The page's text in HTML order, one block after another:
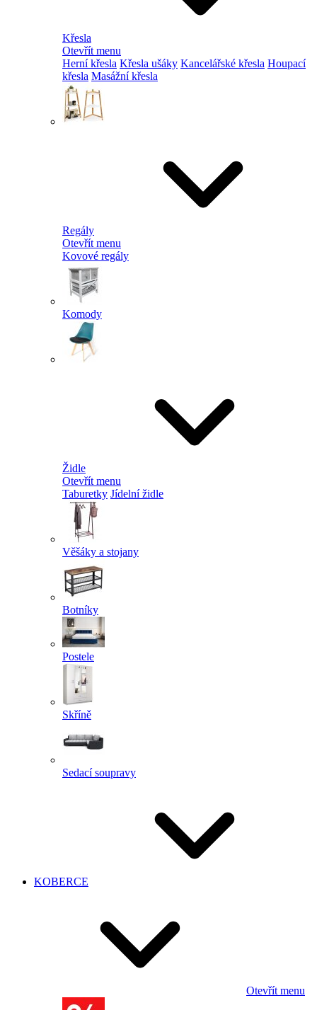
Křesla
Otevřít menu
Herní křesla Křesla ušáky Kancelářské křesla Houpací
křesla Masážní křesla
Regály
Otevřít menu
Kovové regály
Komody
Židle
Otevřít menu
Taburetky Jídelní židle
Věšáky a stojany
Botníky
Postele
Skříně
Sedací soupravy
KOBERCE
Otevřít menu